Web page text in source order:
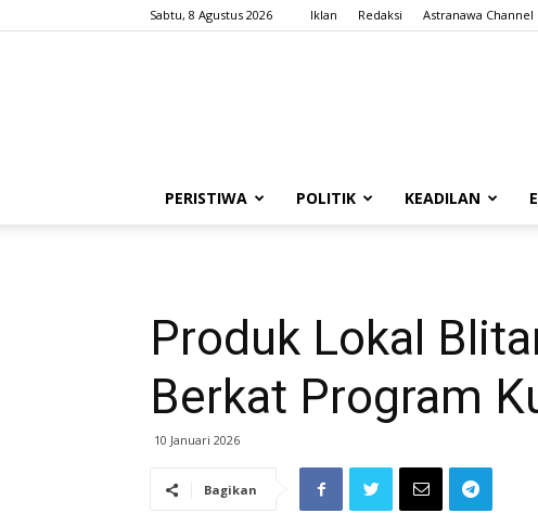
Sabtu, 8 Agustus 2026 Iklan Redaksi Astranawa Channel
PERISTIWA POLITIK KEADILAN
Produk Lokal
Berkat Program
10 Januari 2026
Bagikan